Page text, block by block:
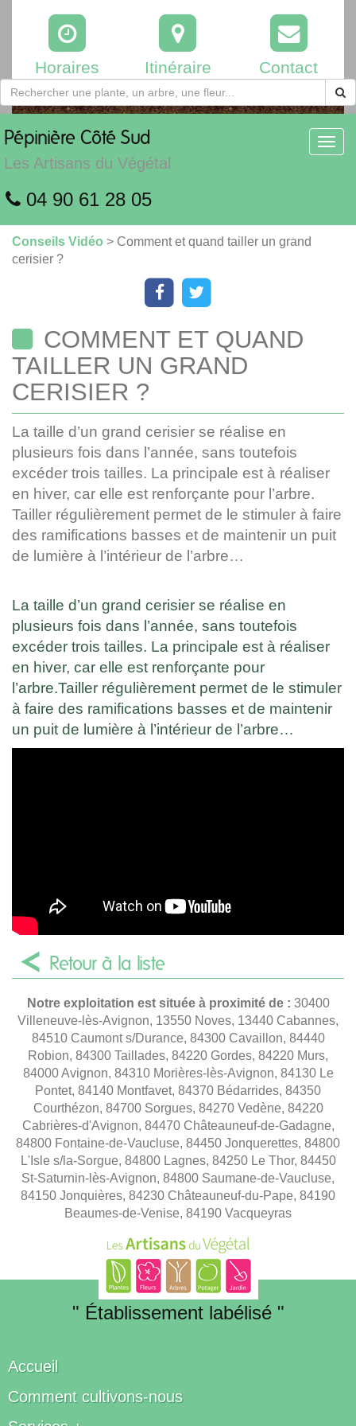
Horaires Itinéraire Contact
Pépinière Côté Sud
Les Artisans du Végétal
04 90 61 28 05
Conseils Vidéo > Comment et quand tailler un grand
cerisier ?
COMMENT ET QUAND
TAILLER UN GRAND
CERISIER ?
La taille d’un grand cerisier se réalise en
plusieurs fois dans l’année, sans toutefois
excéder trois tailles. La principale est à réaliser
en hiver, car elle est renforçante pour l’arbre.
Tailler régulièrement permet de le stimuler à faire
des ramifications basses et de maintenir un puit
de lumière à l’intérieur de l’arbre…
La taille d’un grand cerisier se réalise en
plusieurs fois dans l’année, sans toutefois
excéder trois tailles. La principale est à réaliser
en hiver, car elle est renforçante pour
l’arbre.Tailler régulièrement permet de le stimuler
à faire des ramifications basses et de maintenir
un puit de lumière à l’intérieur de l’arbre…
Retour à la liste
Notre exploitation est située à proximité de : 30400
Villeneuve-lès-Avignon, 13550 Noves, 13440 Cabannes,
84510 Caumont s/Durance, 84300 Cavaillon, 84440
Robion, 84300 Taillades, 84220 Gordes, 84220 Murs,
84000 Avignon, 84310 Morières-lès-Avignon, 84130 Le
Pontet, 84140 Montfavet, 84370 Bédarrides, 84350
Courthézon, 84700 Sorgues, 84270 Vedène, 84220
Cabrières-d'Avignon, 84470 Châteauneuf-de-Gadagne,
84800 Fontaine-de-Vaucluse, 84450 Jonquerettes, 84800
L'Isle s/la-Sorgue, 84800 Lagnes, 84250 Le Thor, 84450
St-Saturnin-lès-Avignon, 84800 Saumane-de-Vaucluse,
84150 Jonquières, 84230 Châteauneuf-du-Pape, 84190
Beaumes-de-Venise, 84190 Vacqueyras
" Établissement labélisé "
Accueil
Comment cultivons-nous